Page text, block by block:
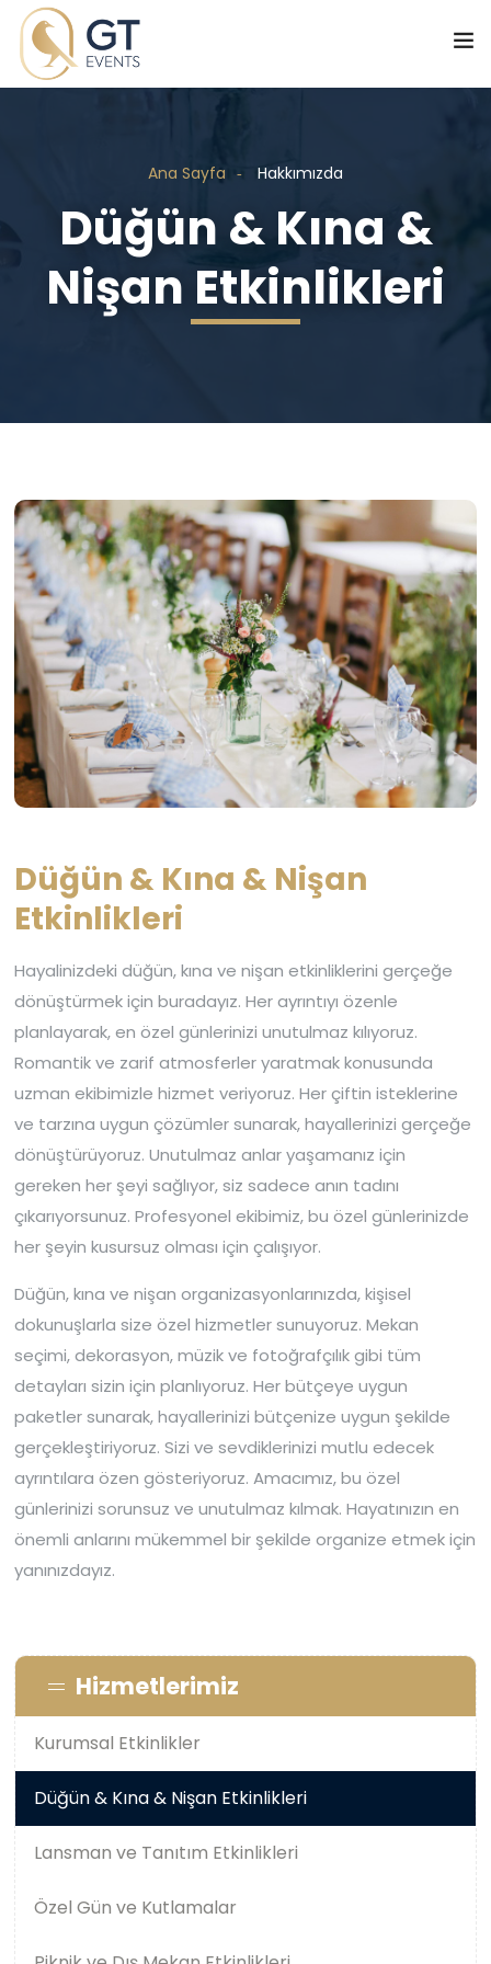
Ana Sayfa Hakkımızda
Düğün & Kına &
Nişan Etkinlikleri
Düğün & Kına & Nişan
Etkinlikleri
Hayalinizdeki düğün, kına ve nişan etkinliklerini gerçeğe
dönüştürmek için buradayız. Her ayrıntıyı özenle
planlayarak, en özel günlerinizi unutulmaz kılıyoruz.
Romantik ve zarif atmosferler yaratmak konusunda
uzman ekibimizle hizmet veriyoruz. Her çiftin isteklerine
ve tarzına uygun çözümler sunarak, hayallerinizi gerçeğe
dönüştürüyoruz. Unutulmaz anlar yaşamanız için
gereken her şeyi sağlıyor, siz sadece anın tadını
çıkarıyorsunuz. Profesyonel ekibimiz, bu özel günlerinizde
her şeyin kusursuz olması için çalışıyor.
Düğün, kına ve nişan organizasyonlarınızda, kişisel
dokunuşlarla size özel hizmetler sunuyoruz. Mekan
seçimi, dekorasyon, müzik ve fotoğrafçılık gibi tüm
detayları sizin için planlıyoruz. Her bütçeye uygun
paketler sunarak, hayallerinizi bütçenize uygun şekilde
gerçekleştiriyoruz. Sizi ve sevdiklerinizi mutlu edecek
ayrıntılara özen gösteriyoruz. Amacımız, bu özel
günlerinizi sorunsuz ve unutulmaz kılmak. Hayatınızın en
önemli anlarını mükemmel bir şekilde organize etmek için
yanınızdayız.
Hizmetlerimiz
Kurumsal Etkinlikler
Düğün & Kına & Nişan Etkinlikleri
Lansman ve Tanıtım Etkinlikleri
Özel Gün ve Kutlamalar